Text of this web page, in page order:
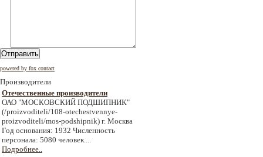
Отправить
powered by fox contact
Производители
Отечественные производители
ОАО "МОСКОВСКИЙ ПОДШИПНИК"
(/proizvoditeli/108-otechestvennye-
proizvoditeli/mos-podshipnik) г. Москва
Год основания: 1932 Численность
персонала: 5080 человек....
Подробнее..